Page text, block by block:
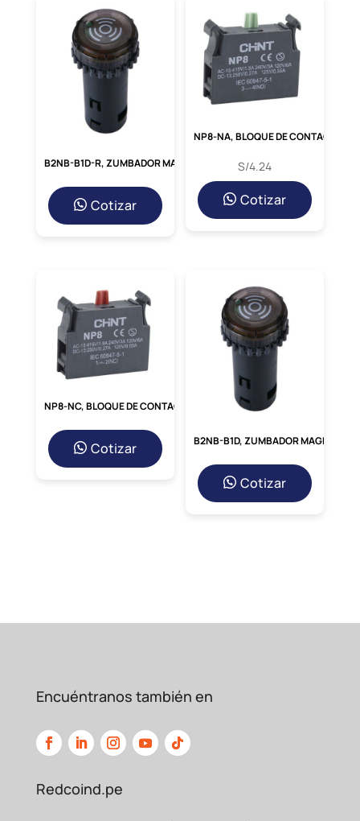
Cotizar
S/4.24
Cotizar
Cotizar
Cotizar
Encuéntranos también en
Redcoind.pe